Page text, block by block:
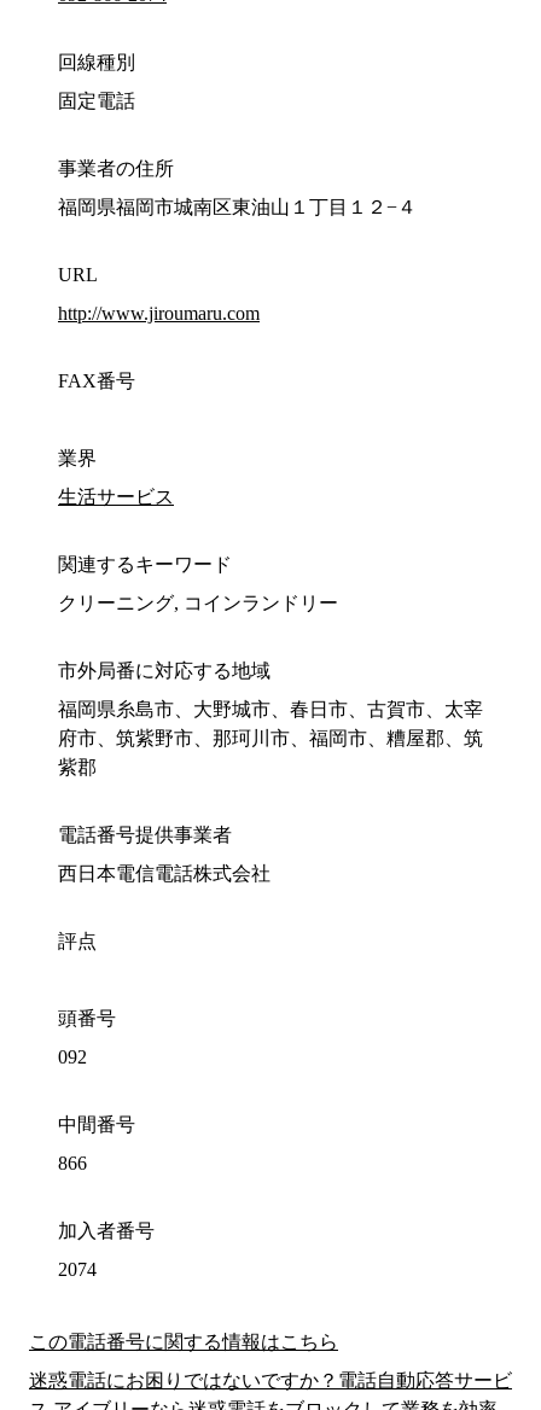
回線種別
固定電話
事業者の住所
福岡県福岡市城南区東油山１丁目１２−４
URL
http://www.jiroumaru.com
FAX番号
業界
生活サービス
関連するキーワード
クリーニング, コインランドリー
市外局番に対応する地域
福岡県糸島市、大野城市、春日市、古賀市、太宰
府市、筑紫野市、那珂川市、福岡市、糟屋郡、筑
紫郡
電話番号提供事業者
西日本電信電話株式会社
評点
頭番号
092
中間番号
866
加入者番号
2074
この電話番号に関する情報はこちら
迷惑電話にお困りではないですか？電話自動応答サービ